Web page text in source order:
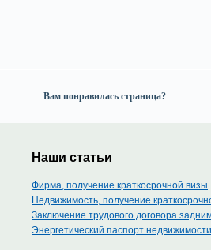
Вам понравилась страница?
Наши статьи
Фирма, получение краткосрочной визы
Недвижимость, получение
Заключение трудового договора
Энергетический паспорт